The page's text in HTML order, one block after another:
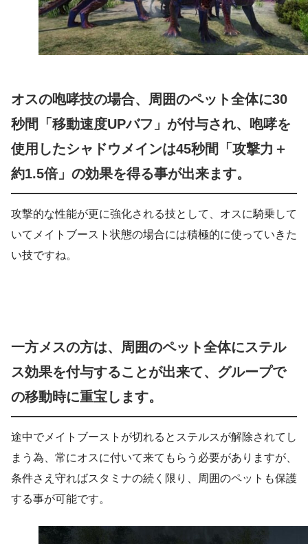
オスの咆哮技の場合、周囲のペット全体に30
秒間「移動速度UPバフ」が付与され、咆哮を
使用したシャドウメインは45秒間「攻撃力＋
約1.5倍」の効果を得る事が出来ます。
攻撃的な性能が更に強化される技として、オスに騎乗して
いてメイトブースト状態の場合には積極的に使っていきた
い技ですね。
一方メスの方は、周囲のペット全体にステル
ス効果を付与することが出来て、グループで
の移動時に重宝します。
途中でメイトブーストが切れるとステルスが解除されてし
まう為、常にオスに付いて来てもらう必要がありますが、
条件さえ守ればスタミナの続く限り、周囲のペットも保護
する事が可能です。